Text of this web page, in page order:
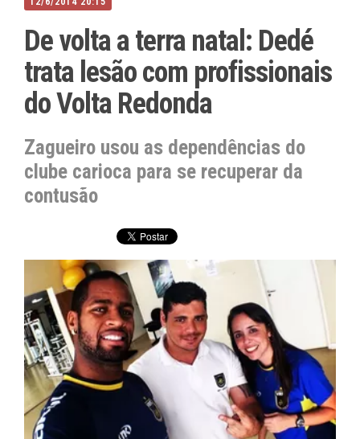
De volta a terra natal: Dedé
trata lesão com profissionais
do Volta Redonda
Zagueiro usou as dependências do
clube carioca para se recuperar da
contusão